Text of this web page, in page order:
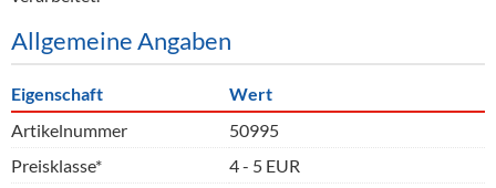
Allgemeine Angaben
Eigenschaft
Wert
Artikelnummer
50995
Preisklasse*
4 - 5 EUR